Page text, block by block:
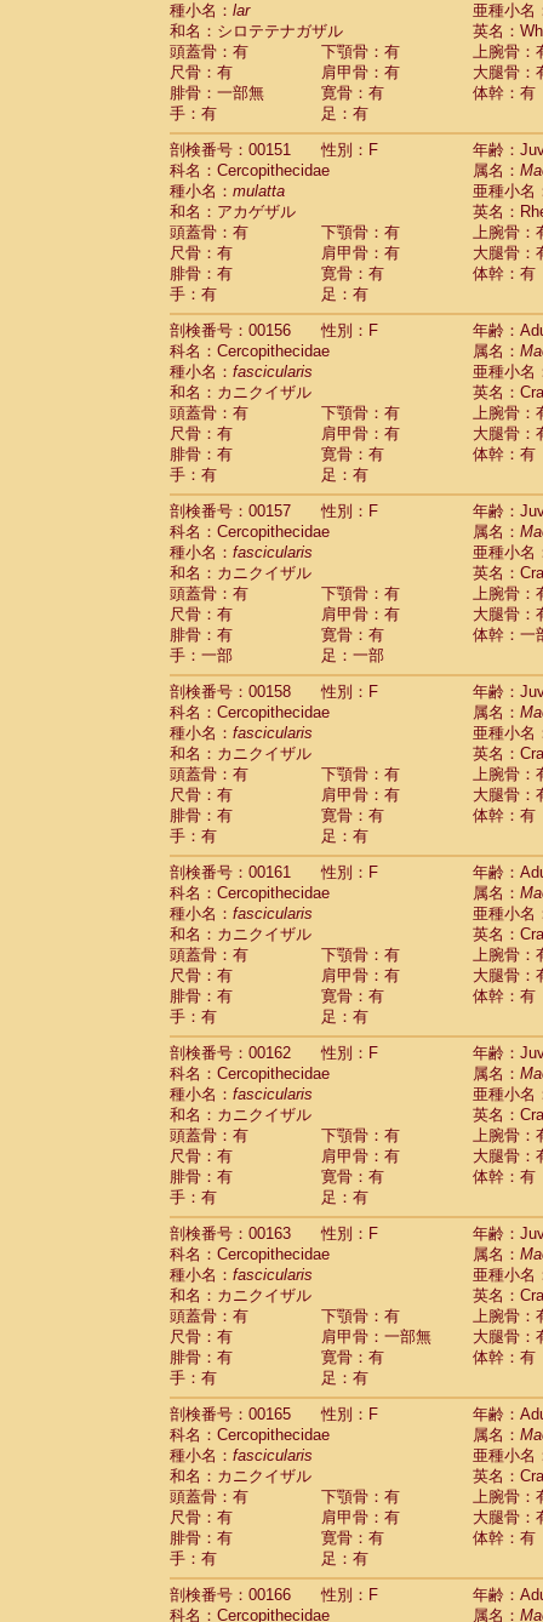
種小名： lar
亜種小名
和名：シロテテナガザル
英名：
頭蓋骨：有
下顎骨：有
上腕骨：
尺骨：有
肩甲骨：有
大腿骨：
腓骨：一部無
寛骨：有
体幹：有
手：有
足：有
剖検番号：00151
性別：F
年齢：
科名：Cercopithecidae
属名：
種小名： mulatta
亜種小名
和名：アカゲザル
英名：
頭蓋骨：有
下顎骨：有
上腕骨：
尺骨：有
肩甲骨：有
大腿骨：
腓骨：有
寛骨：有
体幹：有
手：有
足：有
剖検番号：00156
性別：F
年齢：
科名：Cercopithecidae
属名：
種小名： fascicularis
亜種小名
和名：カニクイザル
英名：
頭蓋骨：有
下顎骨：有
上腕骨：
尺骨：有
肩甲骨：有
大腿骨：
腓骨：有
寛骨：有
体幹：有
手：有
足：有
剖検番号：00157
性別：F
年齢：
科名：Cercopithecidae
属名：
種小名： fascicularis
亜種小名
和名：カニクイザル
英名：
頭蓋骨：有
下顎骨：有
上腕骨：
尺骨：有
肩甲骨：有
大腿骨：
腓骨：有
寛骨：有
体幹：一
手：一部
足：一部
剖検番号：00158
性別：F
年齢：
科名：Cercopithecidae
属名：
種小名： fascicularis
亜種小名
和名：カニクイザル
英名：
頭蓋骨：有
下顎骨：有
上腕骨：
尺骨：有
肩甲骨：有
大腿骨：
腓骨：有
寛骨：有
体幹：有
手：有
足：有
剖検番号：00161
性別：F
年齢：
科名：Cercopithecidae
属名：
種小名： fascicularis
亜種小名
和名：カニクイザル
英名：
頭蓋骨：有
下顎骨：有
上腕骨：
尺骨：有
肩甲骨：有
大腿骨：
腓骨：有
寛骨：有
体幹：有
手：有
足：有
剖検番号：00162
性別：F
年齢：
科名：Cercopithecidae
属名：
種小名： fascicularis
亜種小名
和名：カニクイザル
英名：
頭蓋骨：有
下顎骨：有
上腕骨：
尺骨：有
肩甲骨：有
大腿骨：
腓骨：有
寛骨：有
体幹：有
手：有
足：有
剖検番号：00163
性別：F
年齢：
科名：Cercopithecidae
属名：
種小名： fascicularis
亜種小名
和名：カニクイザル
英名：
頭蓋骨：有
下顎骨：有
上腕骨：
尺骨：有
肩甲骨：一部無
大腿骨：
腓骨：有
寛骨：有
体幹：有
手：有
足：有
剖検番号：00165
性別：F
年齢：
科名：Cercopithecidae
属名：
種小名： fascicularis
亜種小名
和名：カニクイザル
英名：
頭蓋骨：有
下顎骨：有
上腕骨：
尺骨：有
肩甲骨：有
大腿骨：
腓骨：有
寛骨：有
体幹：有
手：有
足：有
剖検番号：00166
性別：F
年齢：
科名：Cercopithecidae
属名：